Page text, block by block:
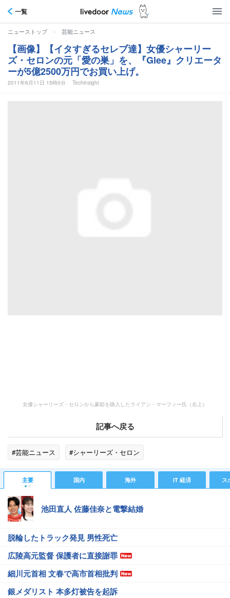
一覧
ニューストップ > 芸能ニュース
【画像】【イタすぎるセレブ達】女優シャーリー
ズ・セロンの元「愛の巣」を、『Glee』クリエータ
ーが5億2500万円でお買い上げ。
2011年6月11日 15時0分 Techinsight
女優シャーリーズ・セロンから豪邸を購入したライアン・マーフィー氏（右上）
記事へ戻る
#芸能ニュース #シャーリーズ・セロン
主要 国内 海外 IT 経済 ス
池田直人 佐藤佳奈と電撃結婚
脱輪したトラック発見 男性死亡
広陵高元監督 保護者に直接謝罪
細川元首相 文春で高市首相批判
銀メダリスト 本多灯被告を起訴